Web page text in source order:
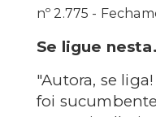
nº 2.775 -
Se ligue
"Autora, se
foi